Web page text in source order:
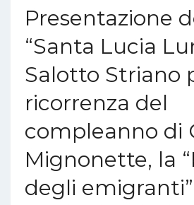
Presentazione
“Santa Lucia
Salotto Striano
ricorrenza del
compleanno di
Mignonette, la
degli emigranti”